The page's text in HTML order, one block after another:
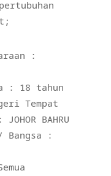
:
: 18 tahun
Tempat
BAHRU
Bangsa :